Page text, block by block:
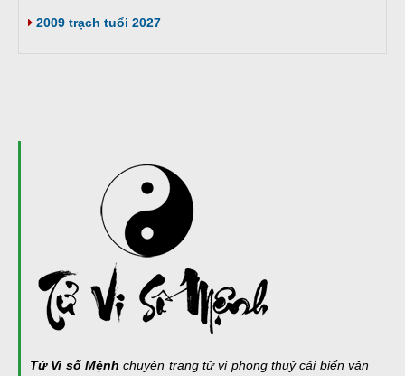
2009 trạch tuổi 2027
Tử Vi số Mệnh chuyên trang tử vi phong thuỷ cải biến vận